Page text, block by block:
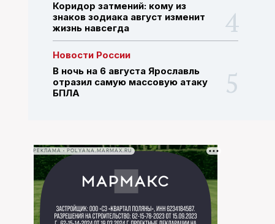
Коридор затмений: кому из
знаков зодиака август изменит
жизнь навсегда
Новости России
В ночь на 6 августа Ярославль
отразил самую массовую атаку
БПЛА
РЕКЛАМА • POLYANA.MARMAX.RU